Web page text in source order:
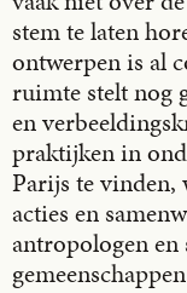
stem te laten
ontwerpen is al
ruimte stelt nog
en
praktijken in
Parijs te vinden,
acties en
antropologen en